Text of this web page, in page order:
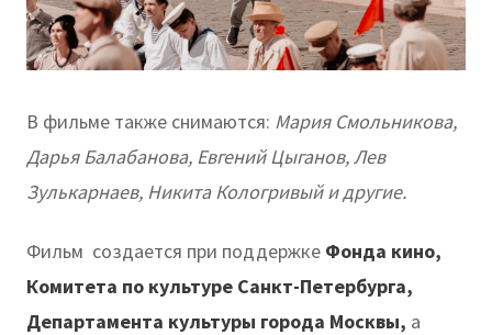
В фильме также снимаются: Мария Смольникова,
Дарья Балабанова, Евгений Цыганов, Лев
Зулькарнаев, Никита Кологривый и другие.
Фильм создается при поддержке Фонда кино,
Комитета по культуре Санкт-Петербурга,
Департамента культуры города Москвы, а